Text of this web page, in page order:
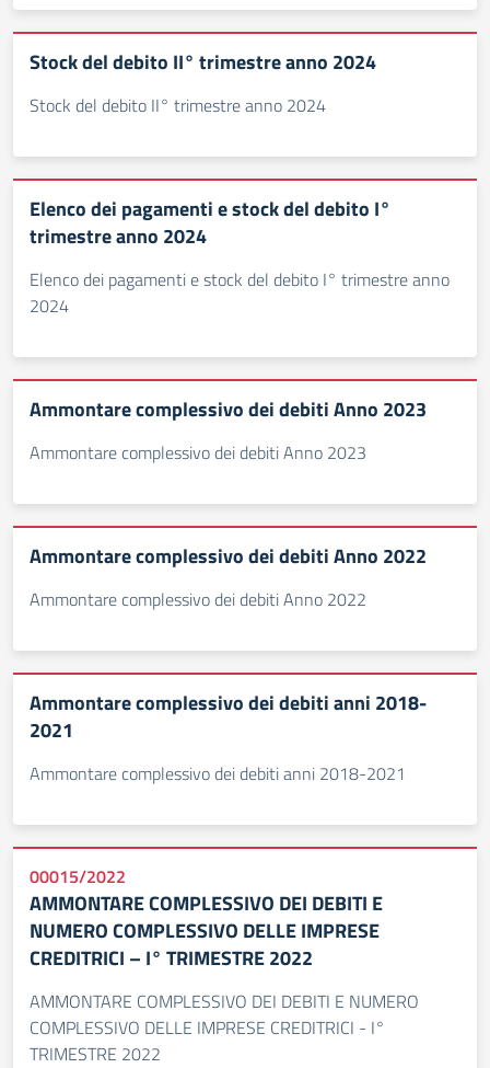
Stock del debito II° trimestre anno 2024
Stock del debito II° trimestre anno 2024
Elenco dei pagamenti e stock del debito I°
trimestre anno 2024
Elenco dei pagamenti e stock del debito I° trimestre anno
2024
Ammontare complessivo dei debiti Anno 2023
Ammontare complessivo dei debiti Anno 2023
Ammontare complessivo dei debiti Anno 2022
Ammontare complessivo dei debiti Anno 2022
Ammontare complessivo dei debiti anni 2018-
2021
Ammontare complessivo dei debiti anni 2018-2021
00015/2022
AMMONTARE COMPLESSIVO DEI DEBITI E
NUMERO COMPLESSIVO DELLE IMPRESE
CREDITRICI – I° TRIMESTRE 2022
AMMONTARE COMPLESSIVO DEI DEBITI E NUMERO
COMPLESSIVO DELLE IMPRESE CREDITRICI - I°
TRIMESTRE 2022